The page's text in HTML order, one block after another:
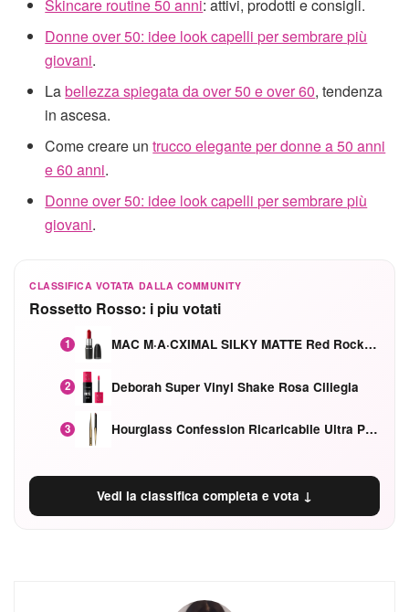
Skincare routine 50 anni: attivi, prodotti e consigli.
Donne over 50: idee look capelli per sembrare più
giovani.
Labellezza spiegata da over 50 e over 60, tendenza
in ascesa.
Come creare untrucco elegante per donne a 50 anni
e 60 anni.
Donne over 50: idee look capelli per sembrare più
giovani.
CLASSIFICA VOTATA DALLA COMMUNITY
Rossetto Rosso: i piu votati
1 MAC M·A·CXIMAL SILKY MATTE Red Rock mat
2 Deborah Super Vinyl Shake Rosa Ciliegia
3 Hourglass Confession Ricaricabile Ultra Preciso Ad Alta Intensità Secretly Classic Red
Vedi la classifica completa e vota ↓